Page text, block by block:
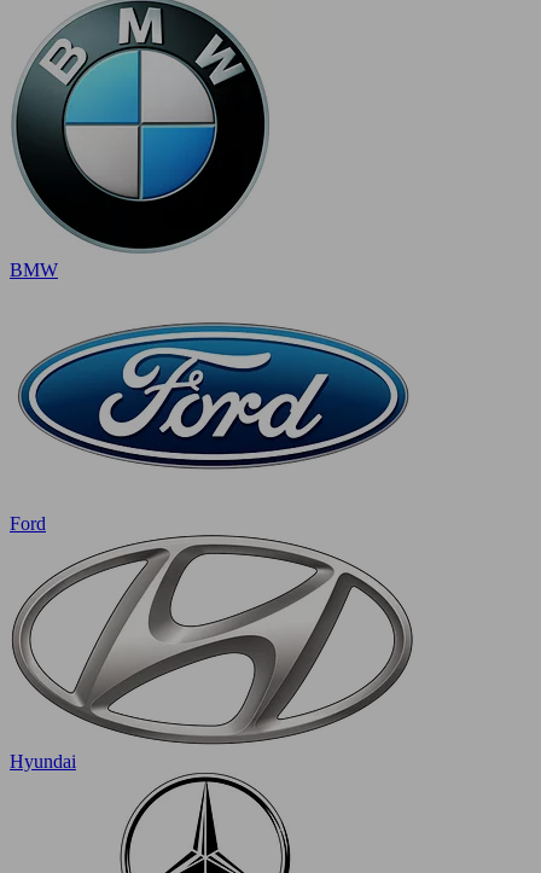
BMW
Ford
Hyundai